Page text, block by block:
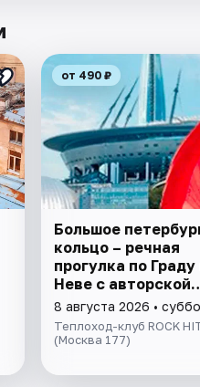
от 490 ₽
Большое
кольцо – речная
прогулка пo Граду
Неве с авторской
экскурсией и
музыкой в тёплом
салоне теплохода
8 августа 2026 •
Теплоход-клуб ROCK
(Москва 177)